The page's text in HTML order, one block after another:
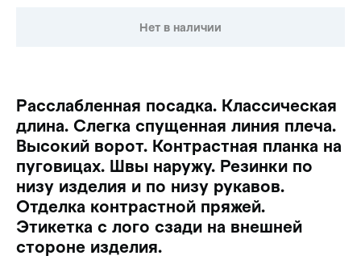
Нет в наличии
Расслабленная посадка. Классическая
длина. Слегка спущенная линия плеча.
Высокий ворот. Контрастная планка на
пуговицах. Швы наружу. Резинки по
низу изделия и по низу рукавов.
Отделка контрастной пряжей.
Этикетка с лого сзади на внешней
стороне изделия.